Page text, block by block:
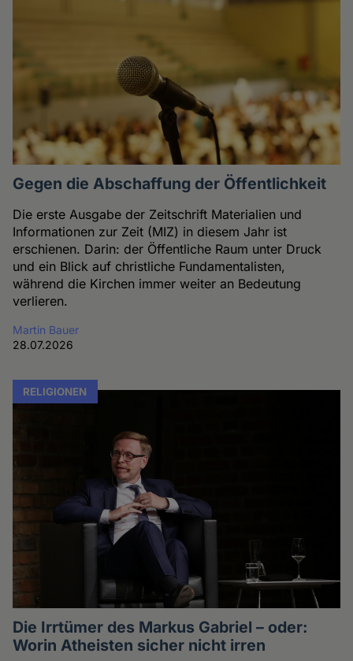
Gegen die Abschaffung der Öffentlichkeit
Die erste Ausgabe der Zeitschrift Materialien und
Informationen zur Zeit (MIZ) in diesem Jahr ist
erschienen. Darin: der Öffentliche Raum unter Druck
und ein Blick auf christliche Fundamentalisten,
während die Kirchen immer weiter an Bedeutung
verlieren.
Martin Bauer
28.07.2026
RELIGIONEN
Die Irrtümer des Markus Gabriel – oder:
Worin Atheisten sicher nicht irren